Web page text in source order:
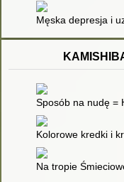
Męska depresja i
Sposób na nudę =
Kolorowe kredki i
Na tropie